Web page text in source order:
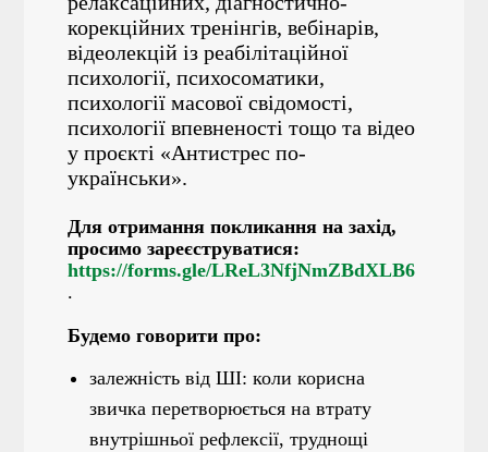
корекційних тренінгів, вебінарів,
відеолекцій із реабілітаційної
психології, психосоматики,
психології масової свідомості,
психології впевненості тощо та відео
у проєкті «Антистрес по-
українськи».
Для отримання покликання на захід,
просимо зареєструватися:
https://forms.gle/LReL3NfjNmZBdXLB6
.
Будемо говорити про:
залежність від ШІ: коли корисна
звичка перетворюється на втрату
внутрішньої рефлексії, труднощі